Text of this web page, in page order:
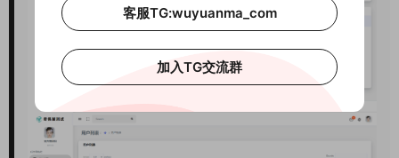
客服TG:wuyuanma_com
加入TG交流群